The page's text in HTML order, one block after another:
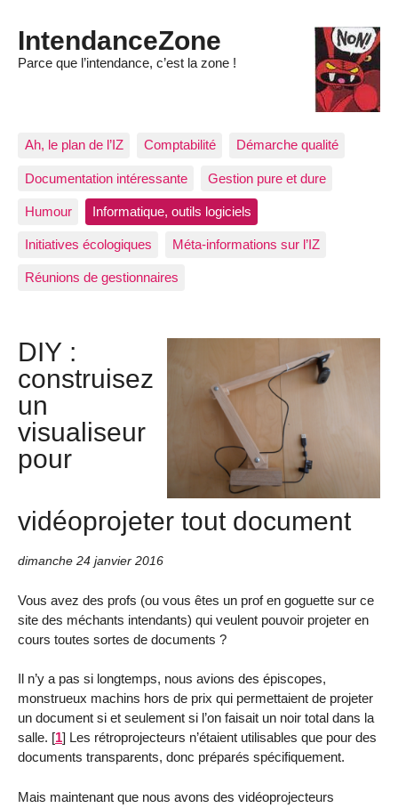
IntendanceZone
Parce que l’intendance, c’est la zone !
Ah, le plan de l’IZ Comptabilité Démarche qualité
Documentation intéressante Gestion pure et dure
Humour Informatique, outils logiciels
Initiatives écologiques Méta-informations sur l’IZ
Réunions de gestionnaires
DIY :
construisez
un
visualiseur
pour
vidéoprojeter tout document
dimanche 24 janvier 2016
Vous avez des profs (ou vous êtes un prof en goguette sur ce
site des méchants intendants) qui veulent pouvoir projeter en
cours toutes sortes de documents ?
Il n’y a pas si longtemps, nous avions des épiscopes,
monstrueux machins hors de prix qui permettaient de projeter
un document si et seulement si l’on faisait un noir total dans la
salle. [1] Les rétroprojecteurs n’étaient utilisables que pour des
documents transparents, donc préparés spécifiquement.
Mais maintenant que nous avons des vidéoprojecteurs